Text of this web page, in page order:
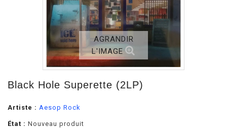
AGRANDIR
L'IMAGE
Black Hole Superette (2LP)
Artiste : Aesop Rock
État : Nouveau produit